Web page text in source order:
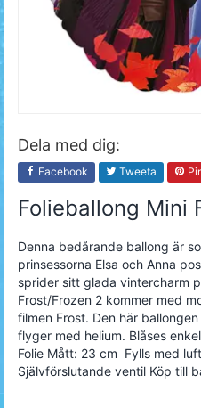
Dela med dig:
Facebook Tweeta
Folieballong Mini
Denna bedårande ballong är
prinsessorna Elsa och Anna
sprider sitt glada vintercharm
Frost/Frozen 2 kommer med
filmen Frost. Den här
flyger med helium. Blåses
Folie Mått: 23 cm Fylls med
Självförslutande ventil Köp till